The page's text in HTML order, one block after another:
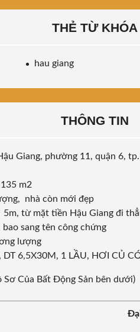
THẺ TỪ KHÓA
hau giang
THÔNG TIN
Giang, phường 11, quận 6,
m2
nhà còn mới đẹp
từ mặt tiền Hậu Giang đi
sang tên công chứng
lượng
DT 6,5X30M, 1 LẦU, HƠI CỦ
Sơ Của Bất Động Sản bên dưới)